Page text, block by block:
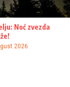
Noć zvezda
2026.